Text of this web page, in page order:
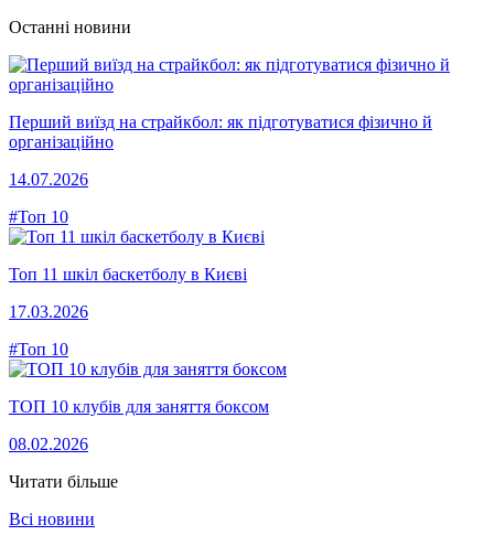
Останні новини
Перший виїзд на страйкбол: як підготуватися фізично й
організаційно
14.07.2026
#Топ 10
Топ 11 шкіл баскетболу в Києві
17.03.2026
#Топ 10
ТОП 10 клубів для заняття боксом
08.02.2026
Читати більше
Всі новини